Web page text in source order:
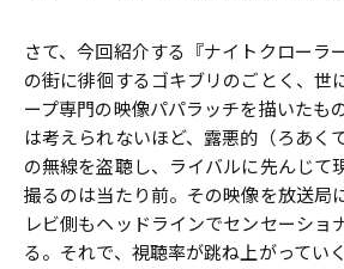
さて、今回紹介する『ナイトクローラ
の街に徘徊するゴキブリのごとく、世
ープ専門の映像パパラッチを描いたも
は考えられないほど、露悪的（ろあく
の無線を盗聴し、ライバルに先んじて
撮るのは当たり前。その映像を放送局
レビ側もヘッドラインでセンセーショ
る。それで、視聴率が跳ね上がっていく